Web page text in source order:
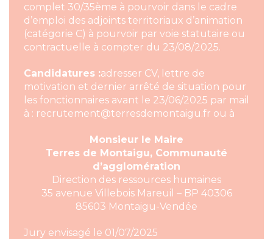
complet 30/35ème à pourvoir dans le cadre
d’emploi des adjoints territoriaux d’animation
(catégorie C) à pourvoir par voie statutaire ou
contractuelle à compter du 23/08/2025.
Candidatures :adresser CV, lettre de
motivation et dernier arrêté de situation pour
les fonctionnaires avant le 23/06/2025 par mail
à : recrutement@terresdemontaigu.fr ou à
Monsieur le Maire
Terres de Montaigu, Communauté
d’agglomération
Direction des ressources humaines
35 avenue Villebois Mareuil – BP 40306
85603 Montaigu-Vendée
Jury envisagé le 01/07/2025